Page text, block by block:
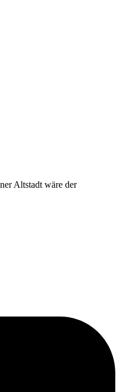
Altstadt wäre der